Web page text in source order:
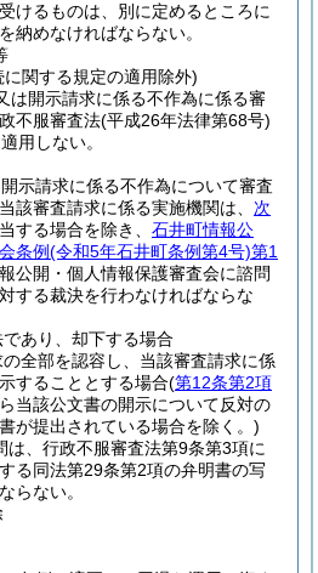
けるものは、別に定めるところに
納めなければならない。
関する規定の適用除外)
は開示請求に係る不作為に係る審
不服審査法(平成26年法律第68号)
用しない。
示請求に係る不作為について審査
該審査請求に係る実施機関は、 次
する場合を除き、 石井町情報公
条例(令和5年石井町条例第4号)第1
公開・個人情報保護審査会に諮問
する裁決を行わなければならな
あり、却下する場合
全部を認容し、当該審査請求に係
することとする場合(第12条第2項
当該公文書の開示について反対の
が提出されている場合を除く。)
は、行政不服審査法第9条第3項に
る同法第29条第2項の弁明書の写
らない。